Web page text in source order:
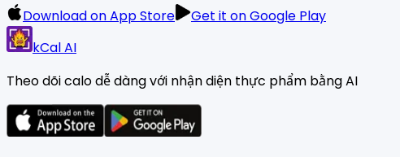
Download on App Store
Get it on Google Play
kCal AI
Theo dõi calo dễ dàng với nhận diện thực phẩm bằng AI